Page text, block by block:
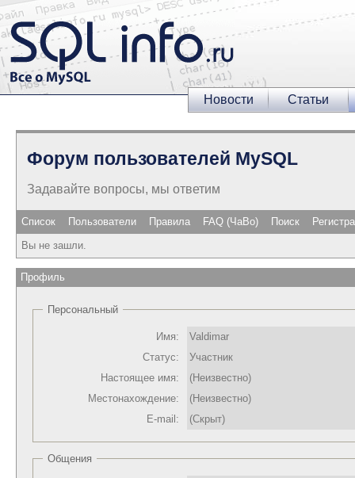
Новости Статьи
Форум пользователей MySQL
Задавайте вопросы, мы ответим
Список Пользователи Правила FAQ (ЧаВо) Поиск
Вы не зашли.
Профиль
Персональный
Имя:
Valdimar
Статус:
Участник
Настоящее имя:
(Неизвестно)
Местонахождение:
(Неизвестно)
E-mail:
(Скрыт)
Общения